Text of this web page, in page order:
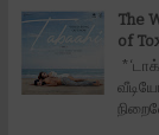
The
of